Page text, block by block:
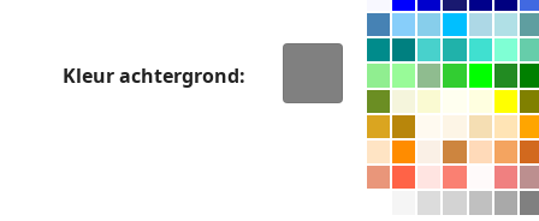
Kleur achtergrond